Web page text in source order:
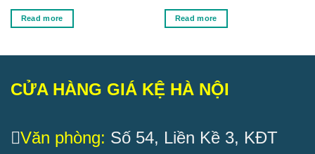
Read more Read more
CỬA HÀNG GIÁ KỆ HÀ NỘI
Văn phòng: Số 54, Liền Kề 3, KĐT